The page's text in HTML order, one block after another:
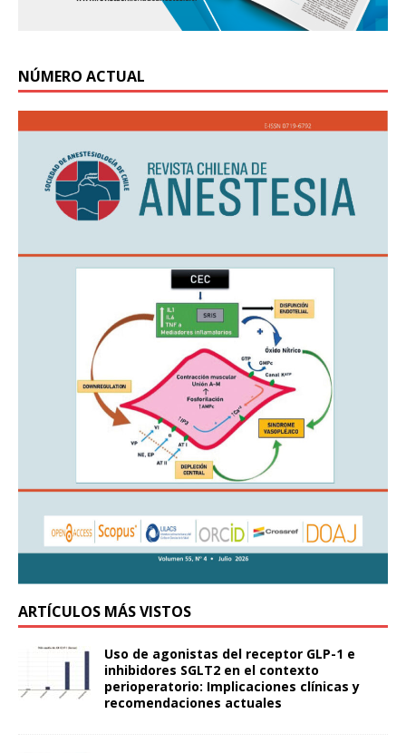
NÚMERO ACTUAL
ARTÍCULOS MÁS VISTOS
Uso de agonistas del receptor GLP-1 e
inhibidores SGLT2 en el contexto
perioperatorio: Implicaciones clínicas y
recomendaciones actuales